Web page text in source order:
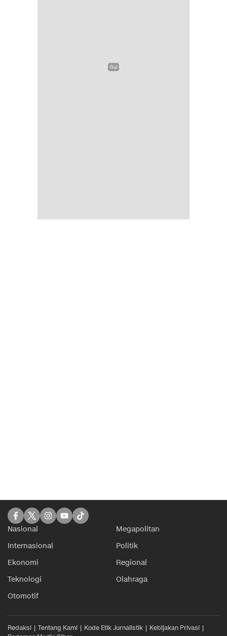
Nasional
Megapolitan
Internasional
Politik
Ekonomi
Regional
Teknologi
Olahraga
Otomotif
Redaksi Tentang Kami Kode Etik Jurnalistik
Kebijakan Privasi